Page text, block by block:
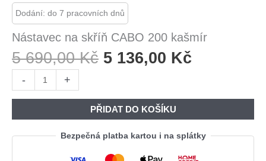
Dodání: do 7 pracovních dnů
Nástavec na skříň CABO 200 kašmír
5 690,00Kč Původní
5
690,00 Kč.
5 136,00 Kč
136,00
-
Nástavec
na
CABO
200
+
PŘIDAT DO KOŠÍKU
Bezpečná platba kartou i na splátky